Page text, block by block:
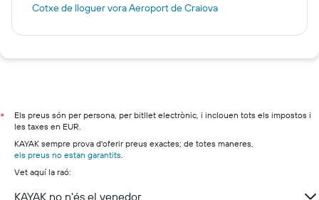
Cotxe de lloguer vora Aeroport de Craiova
*
Els preus són per persona, per bitllet electrònic, i inclouen tots els impostos i
les taxes en EUR.
KAYAK sempre prova d'oferir preus exactes; de totes maneres,
els preus no estan garantits
Vet aquí la raó:
KAYAK no n'és el venedor.